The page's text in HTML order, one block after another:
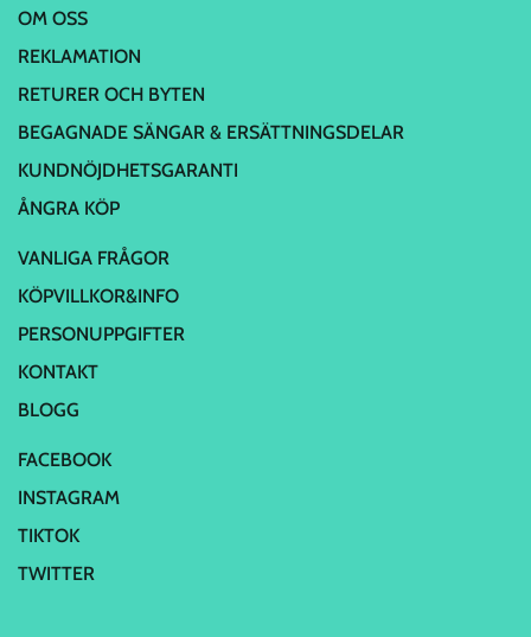
OM OSS
REKLAMATION
RETURER OCH BYTEN
BEGAGNADE SÄNGAR & ERSÄTTNINGSDELAR
KUNDNÖJDHETSGARANTI
ÅNGRA KÖP
VANLIGA FRÅGOR
KÖPVILLKOR&INFO
PERSONUPPGIFTER
KONTAKT
BLOGG
FACEBOOK
INSTAGRAM
TIKTOK
TWITTER